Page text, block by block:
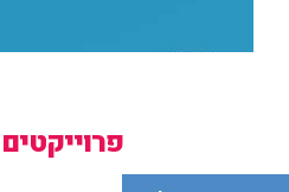
פרוייקטים